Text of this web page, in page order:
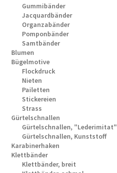
Gummibänder
Jacquardbänder
Organzabänder
Pomponbänder
Samtbänder
Blumen
Bügelmotive
Flockdruck
Nieten
Pailetten
Stickereien
Strass
Gürtelschnallen
Gürtelschnallen, "Lederimitat"
Gürtelschnallen, Kunststoff
Karabinerhaken
Klettbänder
Klettbänder, breit